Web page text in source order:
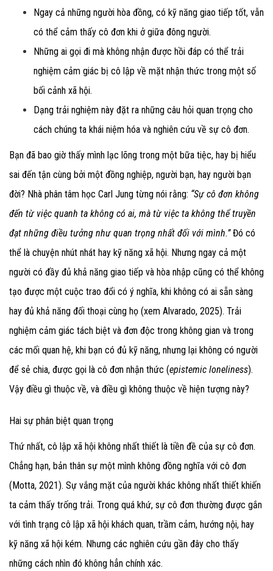
Ngay cả những người hòa đồng, có kỹ năng giao tiếp tốt, vẫn
có thể cảm thấy cô đơn khi ở giữa đông người.
Những ai gọi đi mà không nhận được hồi đáp có thể trải
nghiệm cảm giác bị cô lập về mặt nhận thức trong một số
bối cảnh xã hội.
Dạng trải nghiệm này đặt ra những câu hỏi quan trọng cho
cách chúng ta khái niệm hóa và nghiên cứu về sự cô đơn.
Bạn đã bao giờ thấy mình lạc lõng trong một bữa tiệc, hay bị hiểu
sai đến tận cùng bởi một đồng nghiệp, người bạn, hay người bạn
đời? Nhà phân tâm học Carl Jung từng nói rằng: “Sự cô đơn không
đến từ việc quanh ta không có ai, mà từ việc ta không thể truyền
đạt những điều tưởng như quan trọng nhất đối với mình.”Đó có
thể là chuyện nhút nhát hay kỹ năng xã hội. Nhưng ngay cả một
người có đầy đủ khả năng giao tiếp và hòa nhập cũng có thể không
tạo được một cuộc trao đổi có ý nghĩa, khi không có ai sẵn sàng
hay đủ khả năng đối thoại cùng họ (xem Alvarado, 2025). Trải
nghiệm cảm giác tách biệt và đơn độc trong không gian và trong
các mối quan hệ, khi bạn có đủ kỹ năng, nhưng lại không có người
để sẻ chia, được gọi là cô đơn nhận thức (epistemic loneliness).
Vậy điều gì thuộc về, và điều gì không thuộc về hiện tượng này?
Hai sự phân biệt quan trọng
Thứ nhất, cô lập xã hội không nhất thiết là tiền đề của sự cô đơn.
Chẳng hạn, bản thân sự một mình không đồng nghĩa với cô đơn
(Motta, 2021). Sự vắng mặt của người khác không nhất thiết khiến
ta cảm thấy trống trải. Trong quá khứ, sự cô đơn thường được gắn
với tình trạng cô lập xã hội khách quan, trầm cảm, hướng nội, hay
kỹ năng xã hội kém. Nhưng các nghiên cứu gần đây cho thấy
những cách nhìn đó không hẳn chính xác.